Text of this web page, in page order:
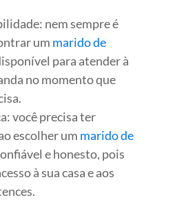
nem sempre é
um marido de
para atender à
no momento que
você precisa ter
escolher um marido de
e honesto, pois
à sua casa e aos